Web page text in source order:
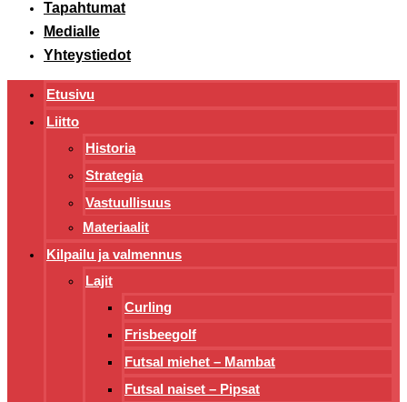
Tapahtumat
Medialle
Yhteystiedot
Etusivu
Liitto
Historia
Strategia
Vastuullisuus
Materiaalit
Kilpailu ja valmennus
Lajit
Curling
Frisbeegolf
Futsal miehet – Mambat
Futsal naiset – Pipsat